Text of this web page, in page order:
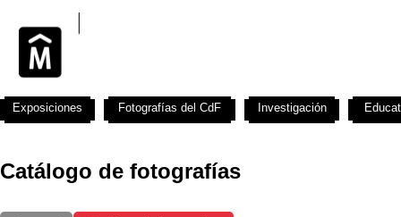
Catálogo de fotografías
Exposiciones Fotografías del CdF Investigación